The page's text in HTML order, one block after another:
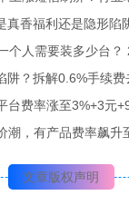
真香福利还是隐形陷
个人需要装多少台
台费率涨至3%+3元
文章版权声明